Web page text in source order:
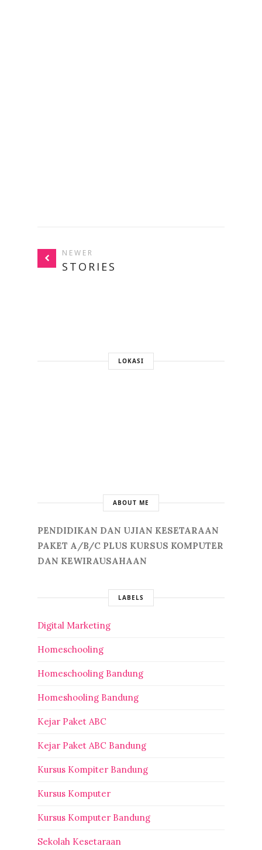
NEWER
STORIES
LOKASI
ABOUT ME
PENDIDIKAN DAN UJIAN KESETARAAN
PAKET A/B/C PLUS KURSUS KOMPUTER
DAN KEWIRAUSAHAAN
LABELS
Digital Marketing
Homeschooling
Homeschooling Bandung
Homeshooling Bandung
Kejar Paket ABC
Kejar Paket ABC Bandung
Kursus Kompiter Bandung
Kursus Komputer
Kursus Komputer Bandung
Sekolah Kesetaraan